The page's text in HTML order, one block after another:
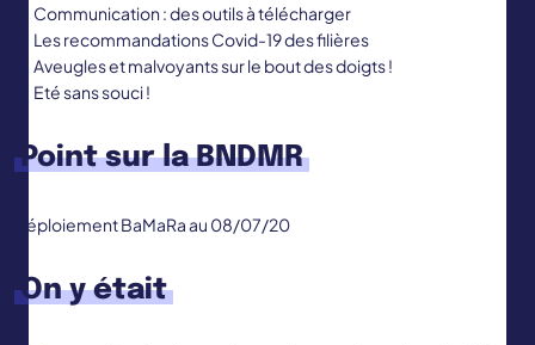
Communication : des outils à télécharger
Les recommandations Covid-19 des filières
Aveugles et malvoyants sur le bout des doigts !
Eté sans souci !
Point sur la BNDMR
Déploiement BaMaRa au 08/07/20
On y était